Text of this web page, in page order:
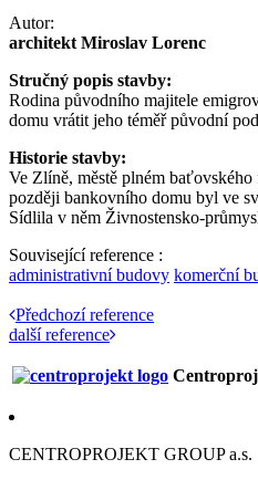
Autor:
architekt Miroslav Lorenc
Stručný popis stavby:
Rodina původního majitele
domu vrátit jeho téměř původní
Historie stavby:
Ve Zlíně, městě plném
později bankovního domu byl ve
Sídlila v něm Živnostensko-
Související reference :
administrativní budovy komerční
Předchozí reference
další reference
CENTROPROJEKT GROUP a.s.